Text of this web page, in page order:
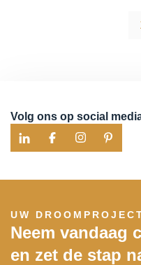
Volg ons op social
UW
Neem vandaag
en zet de stap